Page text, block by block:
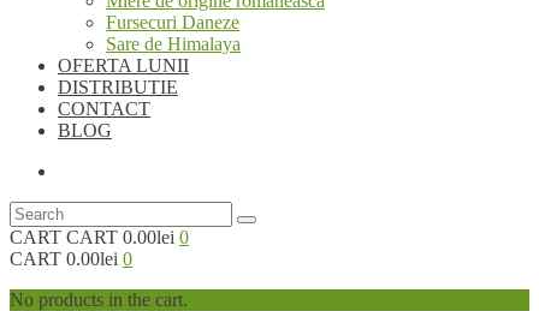
Fursecuri Daneze
Sare de Himalaya
OFERTA LUNII
DISTRIBUTIE
CONTACT
BLOG
CART CART 0.00lei 0
CART 0.00lei 0
No products in the cart.